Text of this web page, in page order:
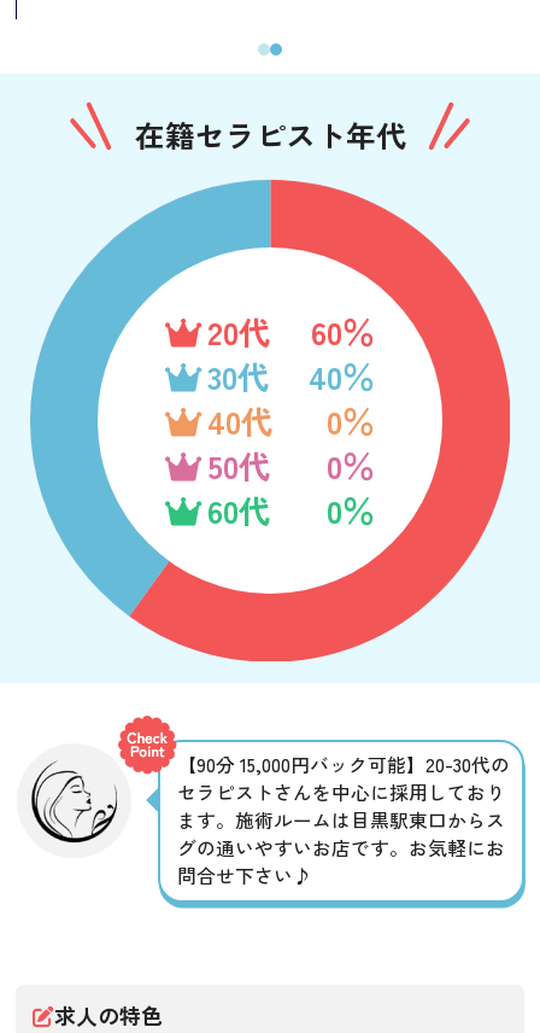
在籍セラピスト年代
20代
60％
30代
40％
40代
0％
50代
0％
60代
0％
【90分 15,000円バック可能】20-30代の
セラピストさんを中心に採用しており
ます。施術ルームは目黒駅東口からス
グの通いやすいお店です。お気軽にお
問合せ下さい♪
求人の特色